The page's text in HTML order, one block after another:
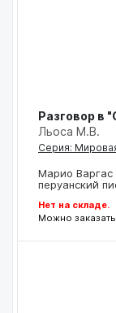
Разговор в
Льоса М.В.
Серия:
Марио Варгас
перуанский
Нет на складе.
Можно заказать.